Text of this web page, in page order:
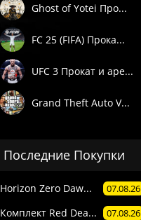
Ghost of Yotei Про...
FC 25 (FIFA) Прока...
UFC 3 Прокат и аре...
Grand Theft Auto V...
Последние Покупки
Horizon Zero Daw... 07.08.26
Комплект Red Dea... 07.08.26